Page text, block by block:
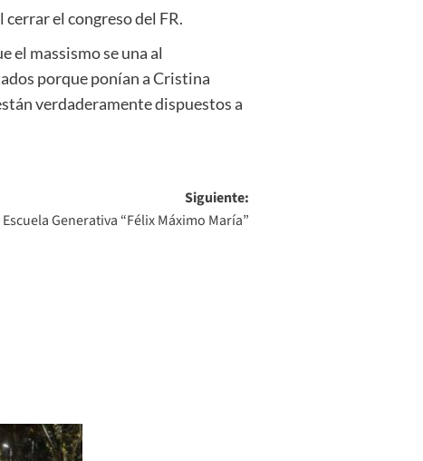
el congreso del FR.
el massismo se una al
porque ponían a Cristina
verdaderamente dispuestos a
Siguiente:
Generativa “Félix Máximo María”